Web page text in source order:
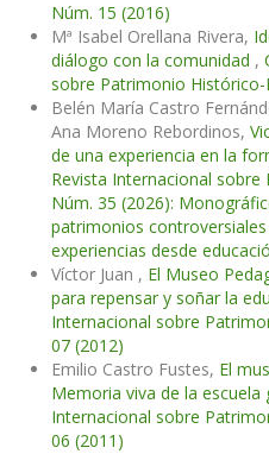
Núm. 15 (2016)
Mª Isabel Orellana Rivera,
diálogo con la comunidad ,
sobre Patrimonio
Belén María Castro
Ana Moreno Rebordinos,
de una experiencia en la
Revista Internacional
Núm. 35 (2026):
patrimonios
experiencias desde
Víctor Juan , El Museo
para repensar y soñar la
Internacional sobre
07 (2012)
Emilio Castro Fustes, El
Memoria viva de la escuela
Internacional sobre
06 (2011)